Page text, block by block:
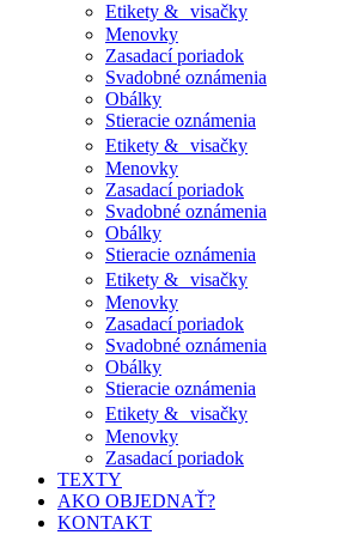
Etikety & visačky
Menovky
Zasadací poriadok
Svadobné oznámenia
Obálky
Stieracie oznámenia
Etikety & visačky
Menovky
Zasadací poriadok
Svadobné oznámenia
Obálky
Stieracie oznámenia
Etikety & visačky
Menovky
Zasadací poriadok
Svadobné oznámenia
Obálky
Stieracie oznámenia
Etikety & visačky
Menovky
Zasadací poriadok
TEXTY
AKO OBJEDNAŤ?
KONTAKT